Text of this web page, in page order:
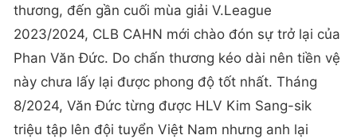
thương, đến gần cuối mùa giải V.League
2023/2024, CLB CAHN mới chào đón sự trở lại của
Phan Văn Đức. Do chấn thương kéo dài nên tiền vệ
này chưa lấy lại được phong độ tốt nhất. Tháng
8/2024, Văn Đức từng được HLV Kim Sang-sik
triệu tập lên đội tuyển Việt Nam nhưng anh lại